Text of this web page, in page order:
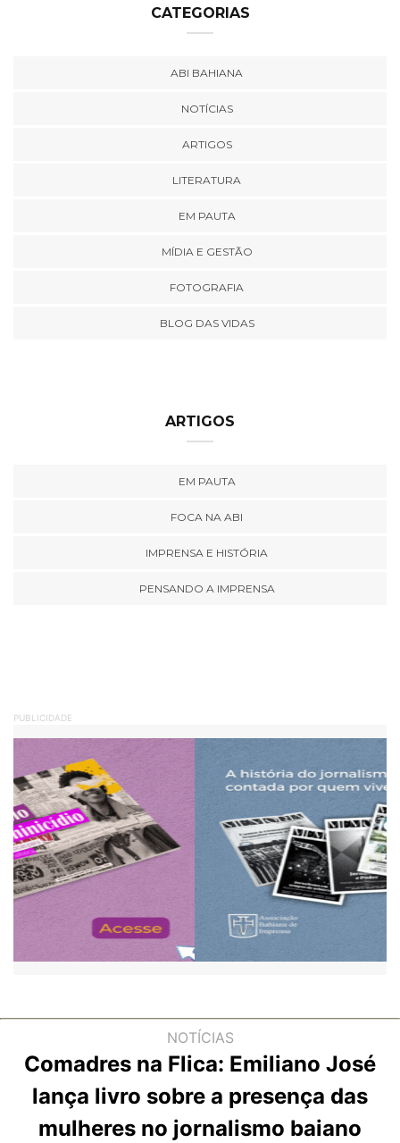
CATEGORIAS
ABI BAHIANA
NOTÍCIAS
ARTIGOS
LITERATURA
EM PAUTA
MÍDIA E GESTÃO
FOTOGRAFIA
BLOG DAS VIDAS
ARTIGOS
EM PAUTA
FOCA NA ABI
IMPRENSA E HISTÓRIA
PENSANDO A IMPRENSA
PUBLICIDADE
NOTÍCIAS
Comadres na Flica: Emiliano José
lança livro sobre a presença das
mulheres no jornalismo baiano